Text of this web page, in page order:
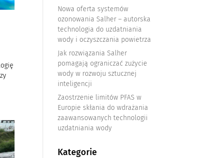
Nowa oferta systemów
ozonowania Salher – autorska
technologia do uzdatniania
wody i oczyszczania powietrza
Jak rozwiązania Salher
pomagają ograniczać zużycie
wody w rozwoju sztucznej
inteligencji
Zaostrzenie limitów PFAS w
Europie skłania do wdrażania
zaawansowanych technologii
uzdatniania wody
Kategorie